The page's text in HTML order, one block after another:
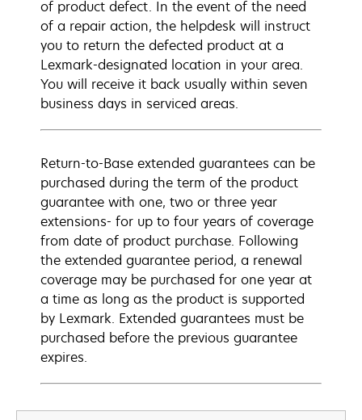
of product defect. In the event of the need
of a repair action, the helpdesk will instruct
you to return the defected product at a
Lexmark-designated location in your area.
You will receive it back usually within seven
business days in serviced areas.
Return-to-Base extended guarantees can be
purchased during the term of the product
guarantee with one, two or three year
extensions- for up to four years of coverage
from date of product purchase. Following
the extended guarantee period, a renewal
coverage may be purchased for one year at
a time as long as the product is supported
by Lexmark. Extended guarantees must be
purchased before the previous guarantee
expires.